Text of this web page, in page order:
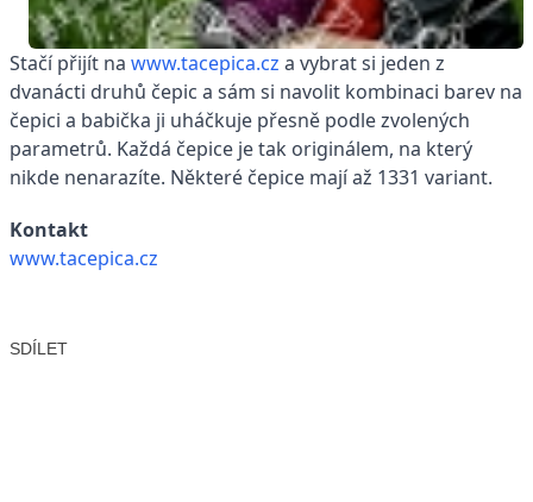
Stačí přijít na www.tacepica.cz a vybrat si jeden z
dvanácti druhů čepic a sám si navolit kombinaci barev na
čepici a babička ji uháčkuje přesně podle zvolených
parametrů. Každá čepice je tak originálem, na který
nikde nenarazíte. Některé čepice mají až 1331 variant.
Kontakt
www.tacepica.cz
SDÍLET